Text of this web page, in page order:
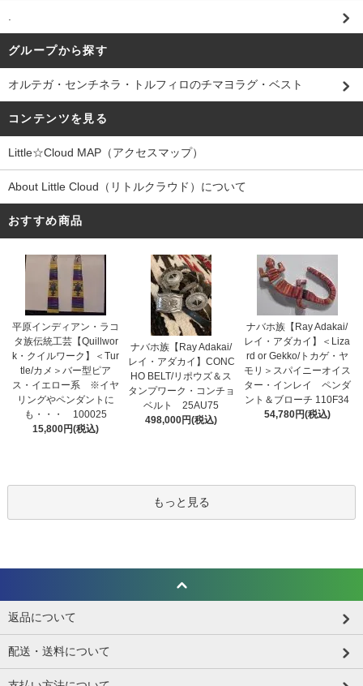
グループから探す
オルテガ・センチネラ・トルフィロのチマヨラグ・ベスト
コンテンツを見る
Little☆Cloud MAP（アクセスマップ）
About Little Cloud（リトルクラウド）について
おすすめ商品
平原インディアン・ラコ
タ族伝統工芸【Quillwor
k・クイルワーク】＜Tur
tle/カメ＞バー型ピア
ス・イエロー系 ※イヤ
リングやペンダントに
も・・・ 100025
15,800円(税込)
ナバホ族【Ray Adakai/
レイ・アダカイ】CONC
HO BELT/リポウズ＆ス
タンプワーク・コンチョ
ベルト 25AU75
498,000円(税込)
ナバホ族【Ray Adakai/
レイ・アダカイ】＜Liza
rd or Gekko/トカゲ・ヤ
モリ＞スパイニーオイス
ター・インレイ ペンダ
ント＆ブローチ 110F34
54,780円(税込)
もっと見る
返品について
配送・送料について